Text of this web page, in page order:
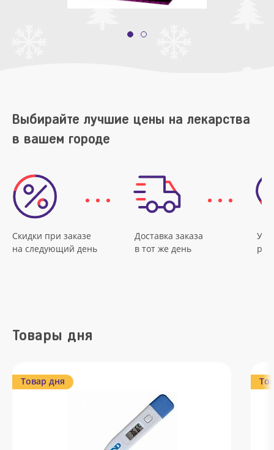
Выбирайте лучшие цены на лекарства
в вашем городе
Скидки при заказе
на следующий день
Доставка заказа
в тот же день
Товары дня
Товар дня